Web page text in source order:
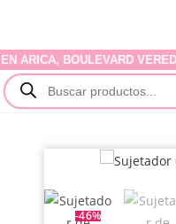
ARICA, BOULEVARD
-46%